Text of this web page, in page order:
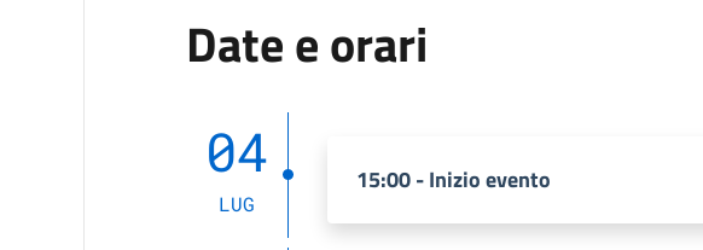
Date e orari
04
LUG
15:00 - Inizio evento